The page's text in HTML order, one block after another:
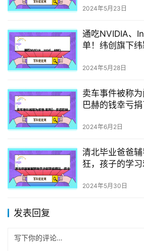
2024年5月23日
通吃NVIDIA、
单！纬创旗下
2024年5月28日
卖车事件被称
巴赫的钱幸亏捐
2024年6月2日
清北毕业爸爸
狂，孩子的学
2024年5月30日
发表回复